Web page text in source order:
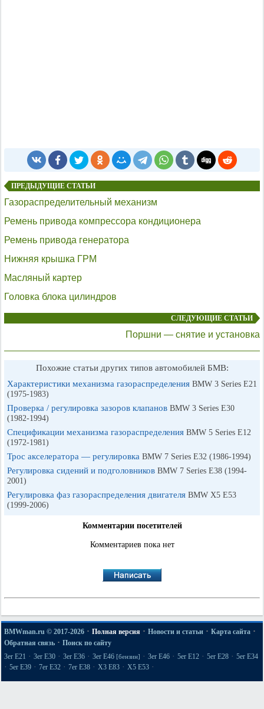
ПРЕДЫДУЩИЕ СТАТЬИ
Газораспределительный механизм
Ремень привода компрессора кондиционера
Ремень привода генератора
Нижняя крышка ГРМ
Масляный картер
Головка блока цилиндров
СЛЕДУЮЩИЕ СТАТЬИ
Поршни — снятие и установка
Похожие статьи других типов автомобилей БМВ:
Характеристики механизма газораспределения BMW 3 Series E21
(1975-1983)
Проверка / регулировка зазоров клапанов BMW 3 Series E30
(1982-1994)
Спецификации механизма газораспределения BMW 5 Series E12
(1972-1981)
Трос акселератора — регулировка BMW 7 Series E32 (1986-1994)
Регулировка сидений и подголовников BMW 7 Series E38 (1994-
2001)
Регулировка фаз газораспределения двигателя BMW X5 E53
(1999-2006)
Комментарии посетителей
Комментариев пока нет
BMWman.ru © 2017-2026 · Полная версия · Новости и статьи · Карта сайта ·
Обратная связь · Поиск по сайту
3er E21 · 3er E30 · 3er E36 · 3er E46 [бензин] · 3er E46 · 5er E12 · 5er E28 · 5er E34
· 5er E39 · 7er E32 · 7er E38 · X3 E83 · X5 E53 ·